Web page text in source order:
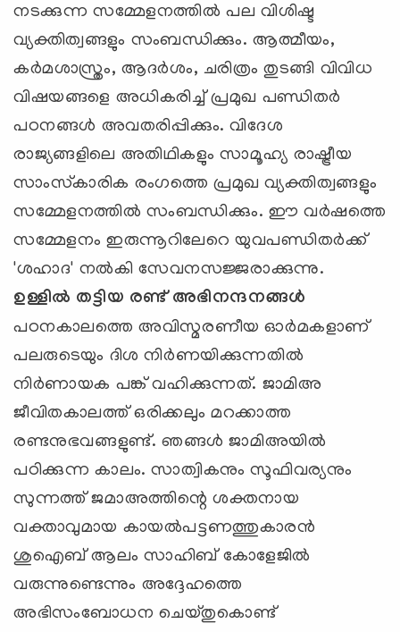
നടക്കുന്ന സമ്മേളനത്തില്‍ പല വിശിഷ്ട
വ്യക്തിത്വങ്ങളും സംബന്ധിക്കും. ആത്മീയം,
കര്‍മശാസ്ത്രം, ആദര്‍ശം, ചരിത്രം തുടങ്ങി വിവിധ
വിഷയങ്ങളെ അധികരിച്ച് പ്രമുഖ പണ്ഡിതര്‍
പഠനങ്ങള്‍ അവതരിപ്പിക്കും. വിദേശ
രാജ്യങ്ങളിലെ അതിഥികളും സാമൂഹ്യ രാഷ്ട്രീയ
സാംസ്‌കാരിക രംഗത്തെ പ്രമുഖ വ്യക്തിത്വങ്ങളും
സമ്മേളനത്തില്‍ സംബന്ധിക്കും. ഈ വര്‍ഷത്തെ
സമ്മേളനം ഇരുന്നൂറിലേറെ യുവപണ്ഡിതര്‍ക്ക്
'ശഹാദ' നല്‍കി സേവനസജ്ജരാക്കുന്നു.
ഉള്ളില്‍ തട്ടിയ രണ്ട് അഭിനന്ദനങ്ങള്‍
പഠനകാലത്തെ അവിസ്മരണീയ ഓര്‍മകളാണ്
പലരുടെയും ദിശ നിര്‍ണയിക്കുന്നതില്‍
നിര്‍ണായക പങ്ക് വഹിക്കുന്നത്. ജാമിഅ
ജീവിതകാലത്ത് ഒരിക്കലും മറക്കാത്ത
രണ്ടനുഭവങ്ങളുണ്ട്. ഞങ്ങള്‍ ജാമിഅയില്‍
പഠിക്കുന്ന കാലം. സാത്വികനും സൂഫിവര്യനും
സുന്നത്ത് ജമാഅത്തിന്റെ ശക്തനായ
വക്താവുമായ കായല്‍പട്ടണത്തുകാരന്‍
ശുഐബ് ആലം സാഹിബ് കോളേജില്‍
വരുന്നുണ്ടെന്നും അദ്ദേഹത്തെ
അഭിസംബോധന ചെയ്തുകൊണ്ട്